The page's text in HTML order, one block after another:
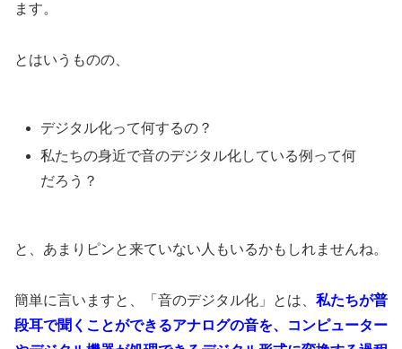
ます。
とはいうものの、
デジタル化って何するの？
私たちの身近で音のデジタル化している例って何
だろう？
と、あまりピンと来ていない人もいるかもしれませんね。
簡単に言いますと、「音のデジタル化」とは、 私たちが普
段耳で聞くことができるアナログの音を、コンピューター